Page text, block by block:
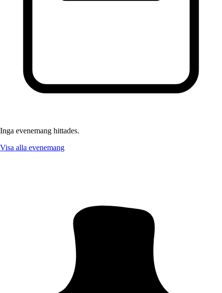
Inga evenemang hittades.
Visa alla evenemang